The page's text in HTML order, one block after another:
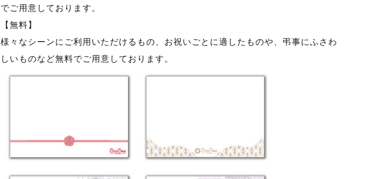
でご用意しております。
【無料】
様々なシーンにご利用いただけるもの、お祝いごとに適したものや、弔事にふさわ
しいものなど無料でご用意しております。